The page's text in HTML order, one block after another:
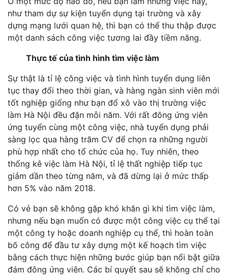
như tham dự sự kiện tuyển dụng tại trường và xây
dựng mạng lưới quan hệ, thì bạn có thể thu thập được
một danh sách công việc tương lai đầy tiềm năng.
Thực tế của tình hình tìm việc làm
Sự thật là tỉ lệ công việc và tình hình tuyển dụng liên
tục thay đổi theo thời gian, và hàng ngàn sinh viên mới
tốt nghiệp giống như bạn đổ xô vào thị trường việc
làm Hà Nội đều đặn mỗi năm. Với rất đông ứng viên
ứng tuyển cùng một công việc, nhà tuyển dụng phải
sàng lọc qua hàng trăm CV để chọn ra những người
phù hợp nhất cho tổ chức của họ. Tuy nhiên, theo
thống kê việc làm Hà Nội, tỉ lệ thất nghiệp tiếp tục
giảm dần theo từng năm, và đã dừng lại ở mức thấp
hơn 5% vào năm 2018.
Có vẻ bạn sẽ không gặp khó khăn gì khi tìm việc làm,
nhưng nếu bạn muốn có được một công việc cụ thể tại
một công ty hoặc doanh nghiệp cụ thể, thì hoàn toàn
bõ công để đầu tư xây dựng một kế hoạch tìm việc
bằng cách thực hiện những bước giúp bạn nổi bật giữa
đám đông ứng viên. Các bí quyết sau sẽ không chỉ cho